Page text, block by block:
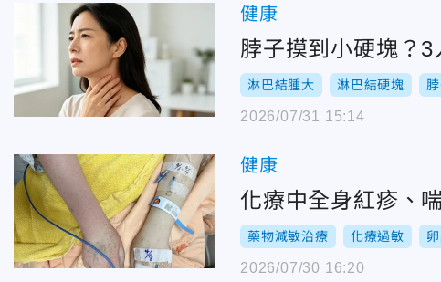
健康
脖子摸到小硬塊？
淋巴結腫大 淋巴結硬塊
2026/07/31 15:14
健康
化療中全身紅疹、
藥物減敏治療 化療過敏
2026/07/30 16:20